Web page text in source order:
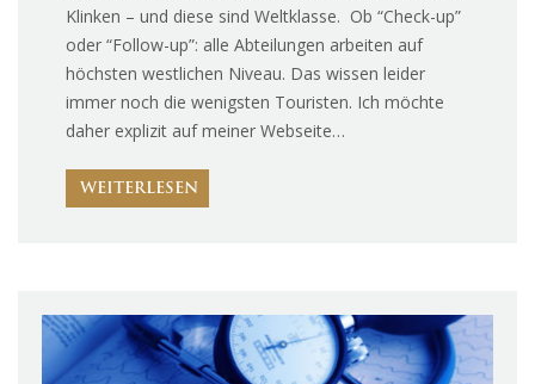
Klinken – und diese sind Weltklasse. Ob “Check-up”
oder “Follow-up”: alle Abteilungen arbeiten auf
höchsten westlichen Niveau. Das wissen leider
immer noch die wenigsten Touristen. Ich möchte
daher explizit auf meiner Webseite…
WEITERLESEN